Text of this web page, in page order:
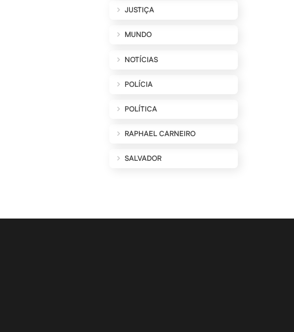
JUSTIÇA
MUNDO
NOTÍCIAS
POLÍCIA
POLÍTICA
RAPHAEL CARNEIRO
SALVADOR